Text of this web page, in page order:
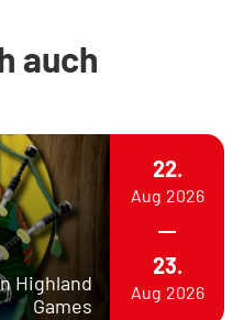
auch
Highland
Games
22.
Aug 2026
23.
Aug 2026